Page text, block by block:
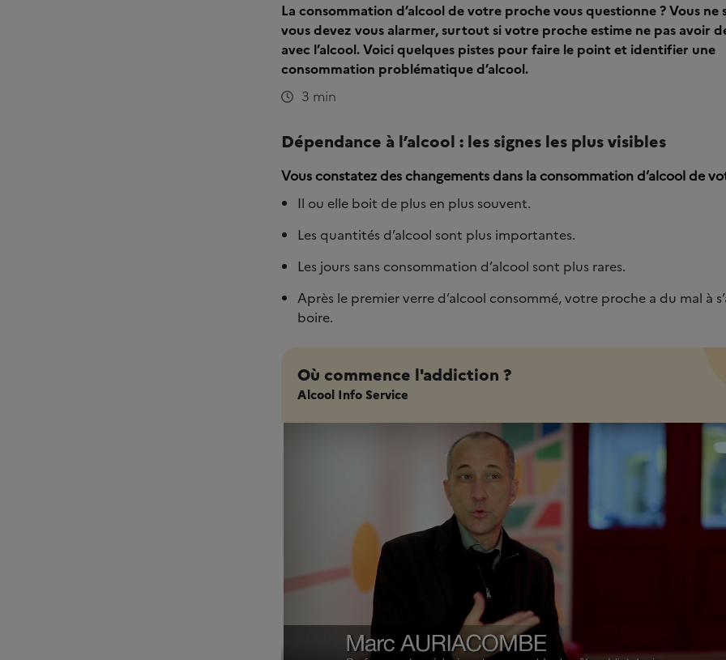
La consommation d’alcool de votre proche vous questionne ? Vous ne
vous devez vous alarmer, surtout si votre proche estime ne pas avoir
avec l’alcool. Voici quelques pistes pour faire le point et identifier une
consommation problématique d’alcool.
3 min
Dépendance à l’alcool : les signes les plus visibles
Vous constatez des changements dans la consommation d’alcool de
Il ou elle boit de plus en plus souvent.
Les quantités d’alcool sont plus importantes.
Les jours sans consommation d’alcool sont plus rares.
Après le premier verre d’alcool consommé, votre proche a du mal à
boire.
Où commence l'addiction ?
Alcool Info Service